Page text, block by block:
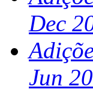
Dec
Jun